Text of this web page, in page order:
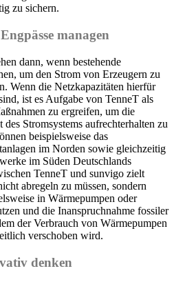
zu sichern.
managen
dann, wenn bestehende
um den Strom von Erzeugern zu
Wenn die Netzkapazitäten hierfür
ist es Aufgabe von TenneT als
zu ergreifen, um die
Stromsystems aufrechterhalten zu
beispielsweise das
im Norden sowie gleichzeitig
im Süden Deutschlands
TenneT und sunvigo zielt
abregeln zu müssen, sondern
in Wärmepumpen oder
und die Inanspruchnahme fossiler
der Verbrauch von Wärmepumpen
verschoben wird.
denken